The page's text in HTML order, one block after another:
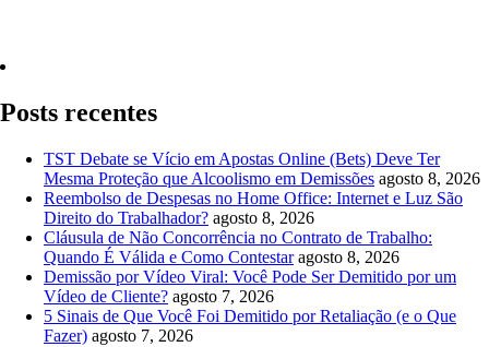
Posts recentes
TST Debate se Vício em Apostas Online (Bets) Deve Ter
Mesma Proteção que Alcoolismo em Demissões agosto 8, 2026
Reembolso de Despesas no Home Office: Internet e Luz São
Direito do Trabalhador? agosto 8, 2026
Cláusula de Não Concorrência no Contrato de Trabalho:
Quando É Válida e Como Contestar agosto 8, 2026
Demissão por Vídeo Viral: Você Pode Ser Demitido por um
Vídeo de Cliente? agosto 7, 2026
5 Sinais de Que Você Foi Demitido por Retaliação (e o Que
Fazer) agosto 7, 2026